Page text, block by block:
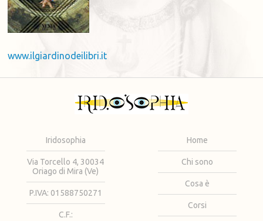
www.ilgiardinodeilibri.it
Iridosophia
Via Torcello 4, 30034
Oriago di Mira (Ve)
P.IVA: 01588750271
C.F.:
Home
Chi sono
Cosa è
Corsi